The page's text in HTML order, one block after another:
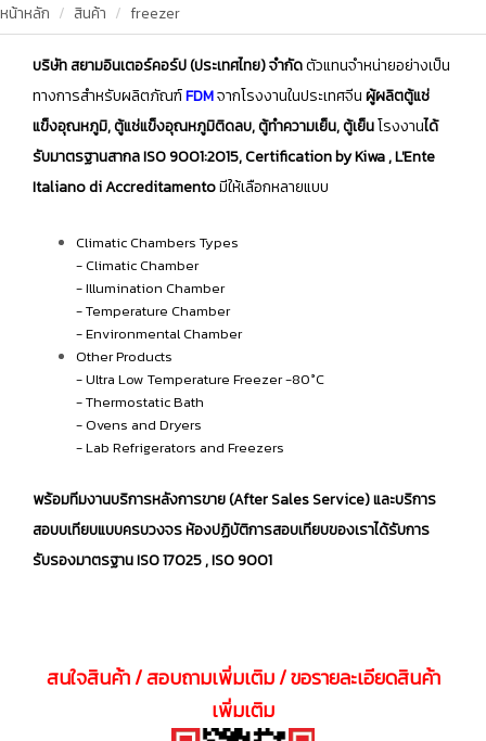
OUR WORKS
CALIBRATION
CONTACT US
หน้าหลัก สินค้า freezer
บริษัท สยามอินเตอร์คอร์ป (ประเทศไทย) จำกัดตัวแทนจำหน่ายอย่างเป็น
ทางการสำหรับผลิตภัณฑ์FDMจากโรงงานในประเทศจีนผู้ผลิตตู้แช่
แข็งอุณหภูมิ, ตู้แช่แข็งอุณหภูมิติดลบ, ตู้ทำความเย็น, ตู้เย็นโรงงานได้
รับมาตรฐานสากล ISO 9001:2015,Certification by Kiwa,L'Ente
Italiano di Accreditamentoมีให้เลือกหลายแบบ
Climatic Chambers Types
- Climatic Chamber
- Illumination Chamber
- Temperature Chamber
- Environmental Chamber
Other Products
- Ultra Low Temperature Freezer -80°C
- Thermostatic Bath
- Ovens and Dryers
- Lab Refrigerators and Freezers
พร้อมทีมงานบริการหลังการขาย (After Sales Service) และบริการ
สอบบเทียบแบบครบวงจร ห้องปฏิบัติการสอบเทียบของเราได้รับการ
รับรองมาตรฐาน ISO 17025 , ISO 9001
สนใจสินค้า / สอบถามเพิ่มเติม / ขอรายละเอียดสินค้า
เพิ่มเติม